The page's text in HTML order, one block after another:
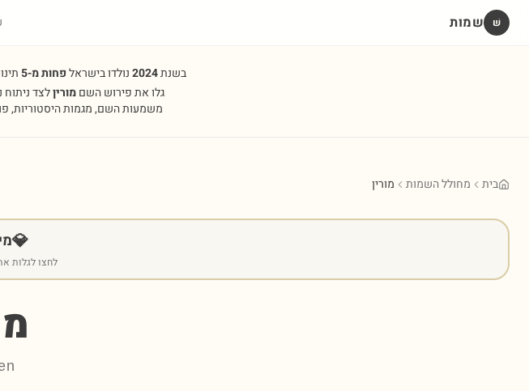
שׁ שמות
בשנת2024נולדו בישראלפחות מ-5
גלו את פירוש השםמוריןלצד
משמעות השם, מגמות היסטוריות,
בית מחולל השמות מורין
💎
לחצו לגלות